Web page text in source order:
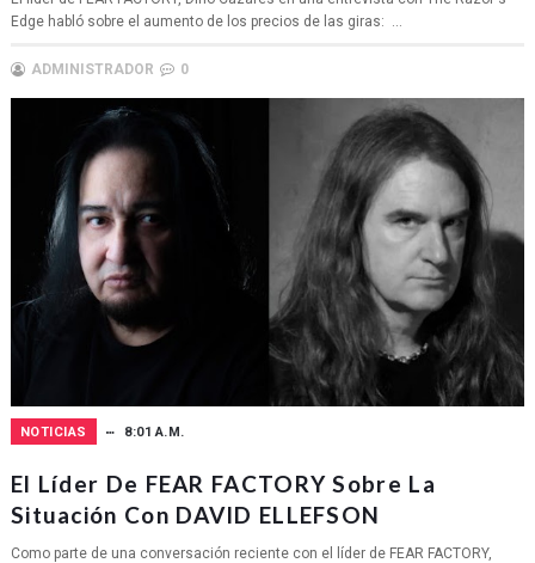
Edge habló sobre el aumento de los precios de las giras: ...
ADMINISTRADOR 0
NOTICIAS 8:01 A.M.
El Líder De FEAR FACTORY Sobre La
Situación Con DAVID ELLEFSON
Como parte de una conversación reciente con el líder de FEAR FACTORY,